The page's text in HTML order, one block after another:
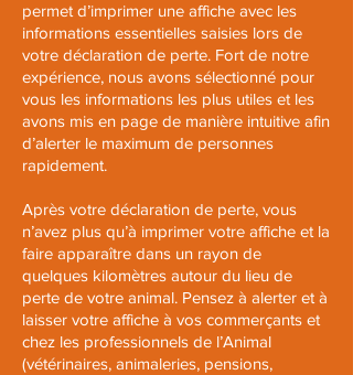
permet d’imprimer une affiche avec les
informations essentielles saisies lors de
votre déclaration de perte. Fort de notre
expérience, nous avons sélectionné pour
vous les informations les plus utiles et les
avons mis en page de manière intuitive afin
d’alerter le maximum de personnes
rapidement.
Après votre déclaration de perte, vous
n’avez plus qu’à imprimer votre affiche et la
faire apparaître dans un rayon de
quelques kilomètres autour du lieu de
perte de votre animal. Pensez à alerter et à
laisser votre affiche à vos commerçants et
chez les professionnels de l’Animal
(vétérinaires, animaleries, pensions,